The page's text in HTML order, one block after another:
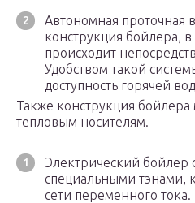
Автономная проточная
конструкция бойлера,
происходит
Удобством такой
доступность горячей
Также конструкция бойлера
тепловым носителям.
Электрический бойлер
специальными тэнами,
сети переменного тока.